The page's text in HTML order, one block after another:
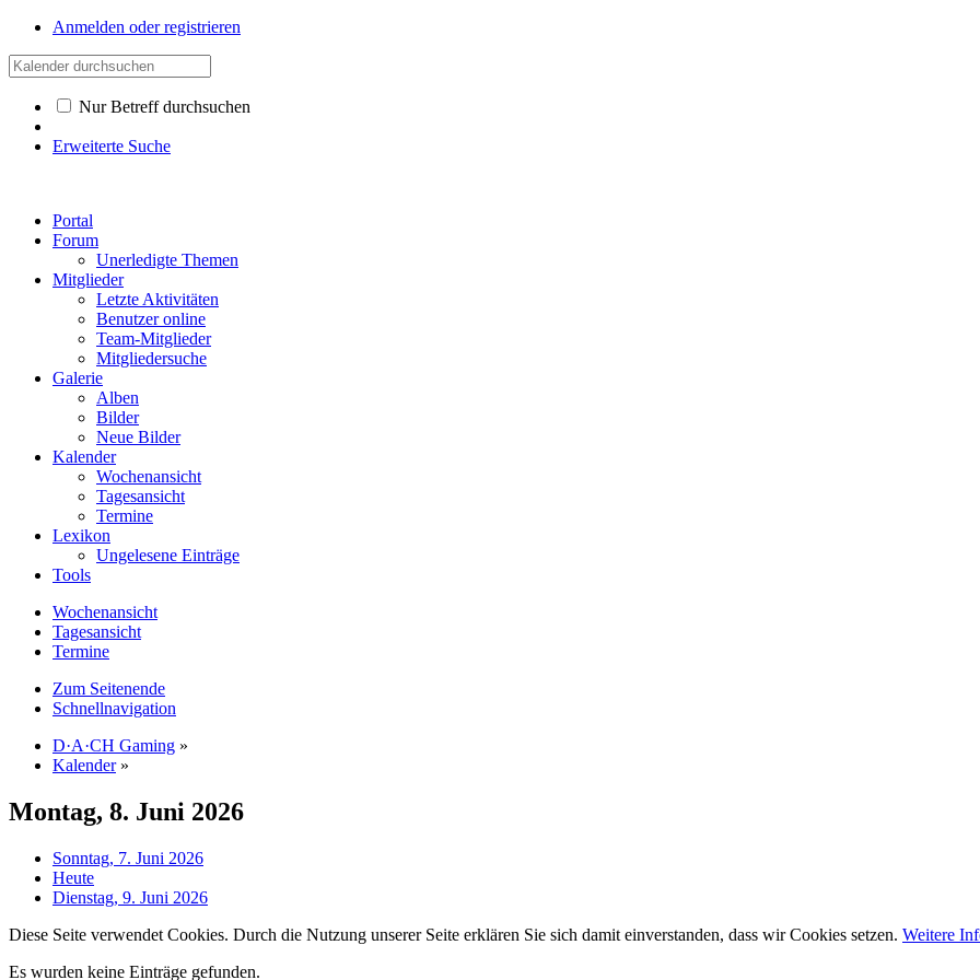
Anmelden oder registrieren
Nur Betreff durchsuchen
Erweiterte Suche
Portal
Forum
Unerledigte Themen
Mitglieder
Letzte Aktivitäten
Benutzer online
Team-Mitglieder
Mitgliedersuche
Galerie
Alben
Bilder
Neue Bilder
Kalender
Wochenansicht
Tagesansicht
Termine
Lexikon
Ungelesene Einträge
Tools
Wochenansicht
Tagesansicht
Termine
Zum Seitenende
Schnellnavigation
D·A·CH Gaming »
Kalender »
Montag, 8. Juni 2026
Sonntag, 7. Juni 2026
Heute
Dienstag, 9. Juni 2026
Diese Seite verwendet Cookies. Durch die Nutzung unserer Seite erklären Sie sich damit einverstanden, dass wir Cookies setzen. Weitere
Es wurden keine Einträge gefunden.